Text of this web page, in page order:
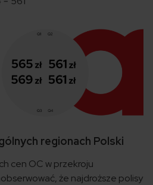
regionach Polski
cen OC w przekroju
że najdroższe polisy